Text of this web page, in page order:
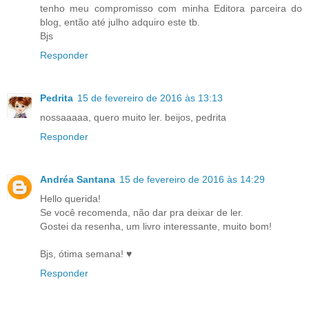
tenho meu compromisso com minha Editora parceira do
blog, então até julho adquiro este tb.
Bjs
Responder
Pedrita 15 de fevereiro de 2016 às 13:13
nossaaaaa, quero muito ler. beijos, pedrita
Responder
Andréa Santana 15 de fevereiro de 2016 às 14:29
Hello querida!
Se você recomenda, não dar pra deixar de ler.
Gostei da resenha, um livro interessante, muito bom!
Bjs, ótima semana! ♥
Responder